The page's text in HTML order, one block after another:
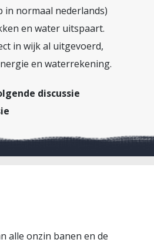
in normaal nederlands)
en water uitspaart.
in wijk al uitgevoerd,
en waterrekening.
discussie
alle onzin banen en de